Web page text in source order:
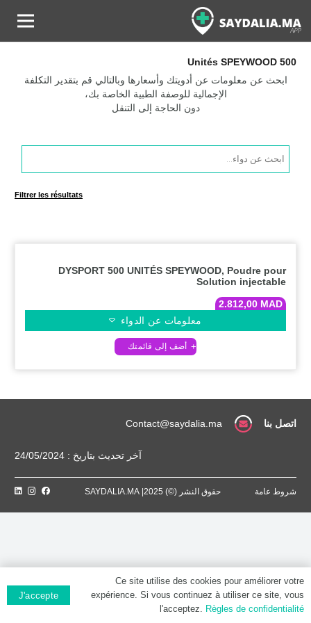
500 Unités SPEYWOOD
ابحث عن معلومات عن أدويتك وأسعارها وبالتالي قم بتقدير التكلفة
الإجمالية للوصفة الطبية الخاصة بك،
دون الحاجة إلى التنقل
Products
search
Filtrer les résultats
DYSPORT 500 UNITÉS SPEYWOOD, Poudre pour
Solution injectable
2.812,00 MAD
معلومات عن الدواء
اتصل بنا Contact@saydalia.ma
آخر تحديث بتاريخ : 24/05/2024
شروط عامة حقوق النشر (©) 2025| SAYDALIA.MA
Ce site utilise des cookies pour améliorer votre
expérience. Si vous continuez à utiliser ce site, vous
l'acceptez. Règles de confidentialité
J'accepte